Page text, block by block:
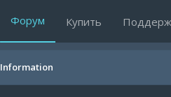
Форум Купить
Information